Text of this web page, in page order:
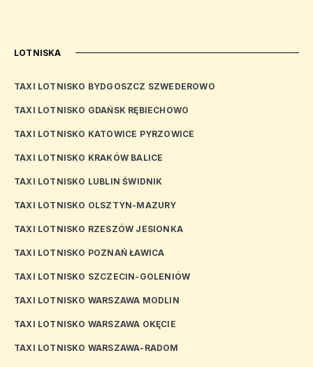
LOTNISKA
TAXI LOTNISKO BYDGOSZCZ SZWEDEROWO
TAXI LOTNISKO GDAŃSK RĘBIECHOWO
TAXI LOTNISKO KATOWICE PYRZOWICE
TAXI LOTNISKO KRAKÓW BALICE
TAXI LOTNISKO LUBLIN ŚWIDNIK
TAXI LOTNISKO OLSZTYN-MAZURY
TAXI LOTNISKO RZESZÓW JESIONKA
TAXI LOTNISKO POZNAŃ ŁAWICA
TAXI LOTNISKO SZCZECIN-GOLENIÓW
TAXI LOTNISKO WARSZAWA MODLIN
TAXI LOTNISKO WARSZAWA OKĘCIE
TAXI LOTNISKO WARSZAWA-RADOM